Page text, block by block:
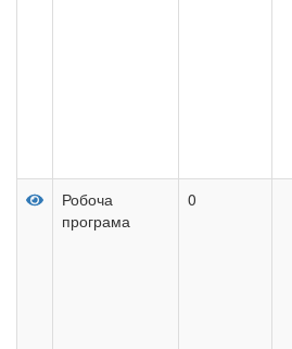
Робоча
програма
0